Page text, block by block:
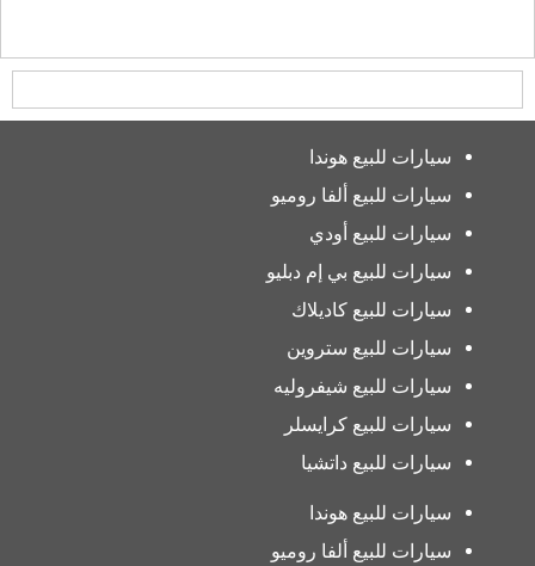
سيارات للبيع هوندا
سيارات للبيع ألفا روميو
سيارات للبيع أودي
سيارات للبيع بي إم دبليو
سيارات للبيع كاديلاك
سيارات للبيع ستروين
سيارات للبيع شيفروليه
سيارات للبيع كرايسلر
سيارات للبيع داتشيا
سيارات للبيع هوندا
سيارات للبيع ألفا روميو